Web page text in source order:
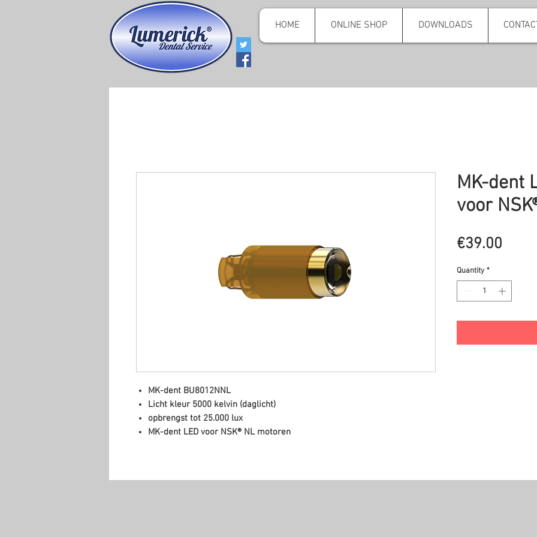
HOME ONLINE SHOP DOWNLOADS
MK-dent BU8012NNL
Licht kleur 5000 kelvin (daglicht)
opbrengst tot 25.000 lux
MK-dent LED voor NSK® NL motoren
MK-dent
voor
€39.00
Quantity *